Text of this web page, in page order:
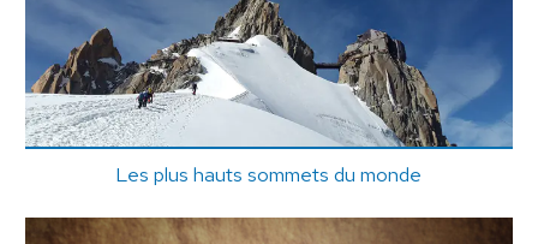
Les plus hauts sommets du monde